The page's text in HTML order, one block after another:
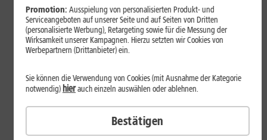
Mehr erfahren
Promotion: Ausspielung von personalisierten Produkt- und
Serviceangeboten auf unserer Seite und auf Seiten von Dritten
(personalisierte Werbung), Retargeting sowie für die Messung der
Wirksamkeit unserer Kampagnen. Hierzu setzten wir Cookies von
Werbepartnern (Drittanbieter) ein.
Sie können die Verwendung von Cookies (mit Ausnahme der Kategorie
notwendig) hierauch einzeln auswählen oder ablehnen.
Bestätigen